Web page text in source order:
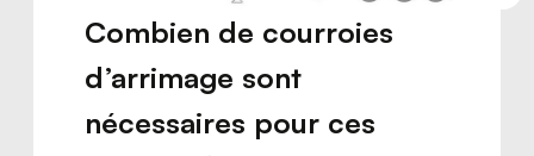
Combien de courroies
d’arrimage sont
nécessaires pour ces